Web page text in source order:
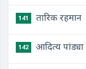
141 तारिक रहमान
142 आदित्य पांड्या